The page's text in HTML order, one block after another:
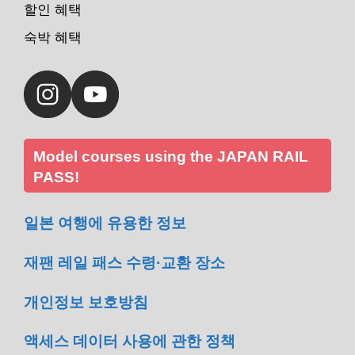
할인 혜택
숙박 혜택
Model courses using the JAPAN RAIL
PASS!
일본 여행에 유용한 정보
재팬 레일 패스 수령·교환 장소
개인정보 보호방침
액세스 데이터 사용에 관한 정책